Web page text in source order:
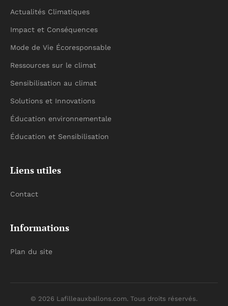
Actualités Climatiques
Impact et Conséquences
Mode de Vie Écoresponsable
Ressources sur le climat
Sensibilisation au climat
Solutions et Innovations
Éducation environnementale
Éducation et Sensibilisation
Liens utiles
Contact
Informations
Plan du site
© 2026 Lafilleauxballons.com. Tous droits réservés.